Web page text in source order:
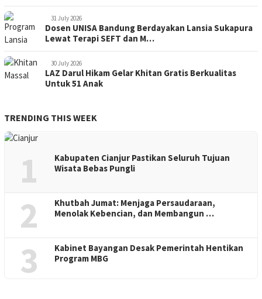
31 July 2026
Dosen UNISA Bandung Berdayakan Lansia Sukapura
Lewat Terapi SEFT dan M…
30 July 2026
LAZ Darul Hikam Gelar Khitan Gratis Berkualitas
Untuk 51 Anak
TRENDING THIS WEEK
1
Kabupaten Cianjur Pastikan Seluruh Tujuan
Wisata Bebas Pungli
2
Khutbah Jumat: Menjaga Persaudaraan,
Menolak Kebencian, dan Membangun …
3
Kabinet Bayangan Desak Pemerintah Hentikan
Program MBG